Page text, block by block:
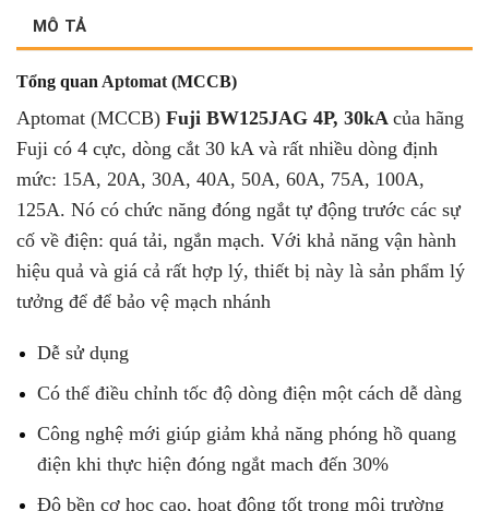
MÔ TẢ
Tổng quan Aptomat (MCCB)
Aptomat (MCCB) Fuji BW125JAG 4P, 30kA của hãng
Fuji có 4 cực, dòng cắt 30 kA và rất nhiều dòng định
mức: 15A, 20A, 30A, 40A, 50A, 60A, 75A, 100A,
125A. Nó có chức năng đóng ngắt tự động trước các sự
cố về điện: quá tải, ngắn mạch. Với khả năng vận hành
hiệu quả và giá cả rất hợp lý, thiết bị này là sản phẩm lý
tưởng để để bảo vệ mạch nhánh
Dễ sử dụng
Có thể điều chỉnh tốc độ dòng điện một cách dễ dàng
Công nghệ mới giúp giảm khả năng phóng hồ quang
điện khi thực hiện đóng ngắt mach đến 30%
Độ bền cơ học cao, hoạt động tốt trong môi trường